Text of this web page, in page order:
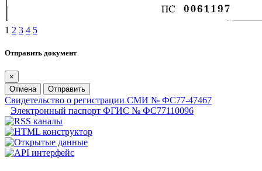
1 2 3 4 5
Отправить документ
×
Отмена
Отправить
Свидетельство о регистрации СМИ № ФС77-47467
Электронный паспорт ФГИС № ФС77110096